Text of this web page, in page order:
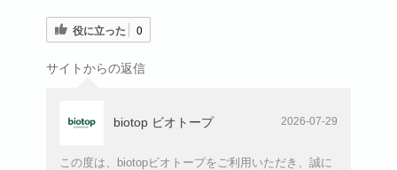
役に立った 0
サイトからの返信
biotop ビオトープ 2026-07-29
この度は、biotopビオトープをご利用いただき、誠に